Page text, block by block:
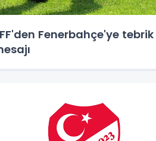
Fenerbahçe'ye tebrik